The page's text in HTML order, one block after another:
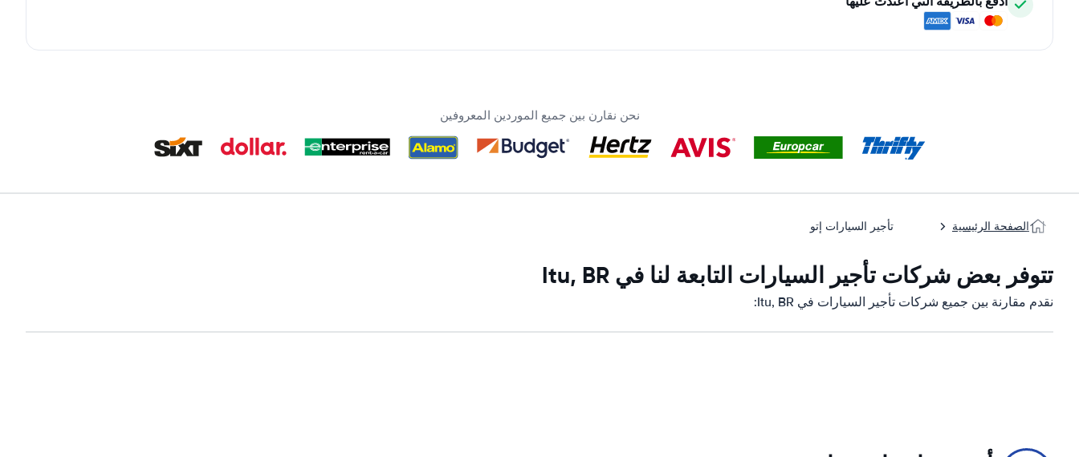
نحن نقارن بين جميع الموردين المعروفين
الصفحة الرئيسية تأجير السيارات إتو
تتوفر بعض شركات تأجير السيارات التابعة لنا في Itu, BR
نقدم مقارنة بين جميع شركات تأجير السيارات في Itu, BR: